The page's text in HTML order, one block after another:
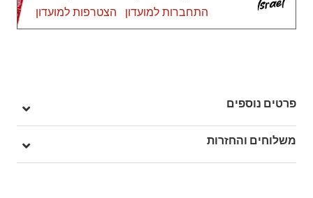
התחברות למועדון
הצטרפות למועדון
פרטים נוספים
מק"ט: V00EDNY24
משלוחים והחזרות